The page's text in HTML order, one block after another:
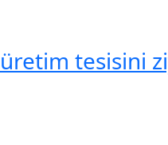
tesisini